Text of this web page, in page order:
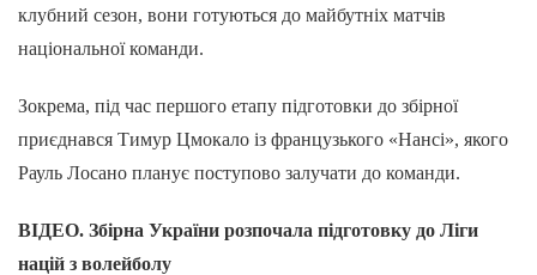
клубний сезон, вони готуються до майбутніх матчів
національної команди.
Зокрема, під час першого етапу підготовки до збірної
приєднався Тимур Цмокало із французького «Нансі», якого
Рауль Лосано планує поступово залучати до команди.
ВІДЕО. Збірна України розпочала підготовку до Ліги
націй з волейболу